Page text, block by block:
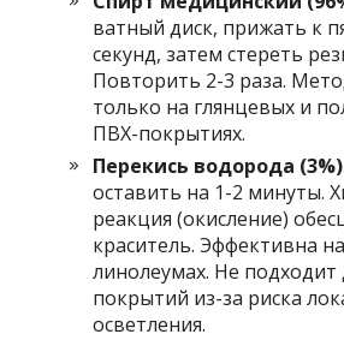
ватный диск, прижать к
секунд, затем стереть
Повторить 2-3 раза.
только на глянцевых и
ПВХ-покрытиях.
Перекись водорода
оставить на 1-2 минуты.
реакция (окисление)
краситель. Эффективна
линолеумах. Не
покрытий из-за риска
осветления.